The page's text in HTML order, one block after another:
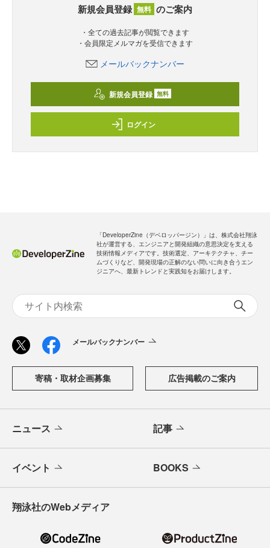
新規会員登録 無料 のご案内
・全ての過去記事が閲覧できます
・会員限定メルマガを受信できます
メールバックナンバー
新規会員登録 無料
ログイン
「DeveloperZine（デベロッパージン）」は、株式会社翔泳
社が運営する、エンジニアと開発組織の意思決定を支える
技術情報メディアです。技術選定、アーキテクチャ、チー
ムづくりなど、開発現場の正解のない問いに向き合うエン
ジニアへ、最新トレンドと実践知をお届けします。
メールバックナンバー
寄稿・取材企画募集 広告掲載のご案内
ニュース 記事
イベント BOOKS
翔泳社のWebメディア